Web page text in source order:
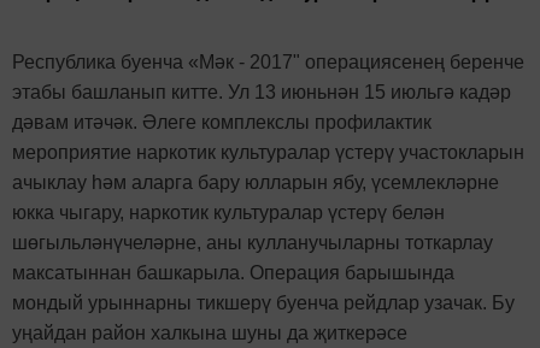
Республика буенча « Мәк - 2017" операциясенең беренче
этабы башланып китте. Ул 13 июньнән 15 июльгә кадәр
дәвам итәчәк. Әлеге комплекслы профилактик
мероприятие наркотик культуралар үстерү участокларын
ачыклау һәм аларга бару юлларын ябу, үсемлекләрне
юкка чыгару, наркотик культуралар үстерү белән
шөгыльләнүчеләрне, аны кулланучыларны тоткарлау
максатыннан башкарыла. Операция барышында
мондый урыннарны тикшерү буенча рейдлар узачак. Бу
уңайдан район халкына шуны да җиткерәсе